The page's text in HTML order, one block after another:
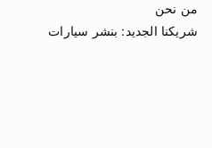
من نحن
شريكنا الجديد: بنشر سيارات